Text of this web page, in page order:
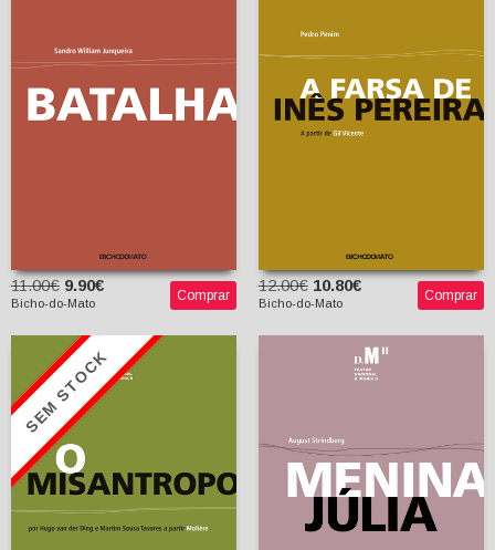
Sandro William
Junqueira
11.00€ 9.90€
Bicho-do-Mato Comprar
Pedro Penim (a partir
de Gil Vicente)
12.00€ 10.80€
Bicho-do-Mato Comprar
SEM STOCK
O Misantropo, Hugo van
der Ding e Martim
Sousa Tavares «a
partir» Molière
Hugo van der Ding
Martim Sousa Tavares
August Strindberg
Augusto Sobral
(tradutor)